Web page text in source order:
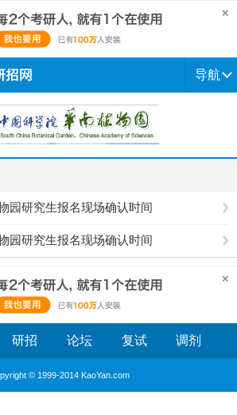
导航
园研究生报名现场确认时间
园研究生报名现场确认时间
研招 论坛 复试 调剂
© 1999-2014 KaoYan.com